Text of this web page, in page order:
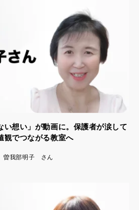
い想い」が動画に。保護者が涙して
観でつながる教室へ
我部明子 さん